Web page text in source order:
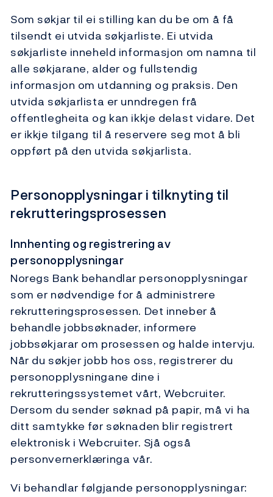
Som søkjar til ei stilling kan du be om å få
tilsendt ei utvida søkjarliste. Ei utvida
søkjarliste inneheld informasjon om namna til
alle søkjarane, alder og fullstendig
informasjon om utdanning og praksis. Den
utvida søkjarlista er unndregen frå
offentlegheita og kan ikkje delast vidare. Det
er ikkje tilgang til å reservere seg mot å bli
oppført på den utvida søkjarlista.
Personopplysningar i tilknyting til
rekrutteringsprosessen
Innhenting og registrering av
personopplysningar
Noregs Bank behandlar personopplysningar
som er nødvendige for å administrere
rekrutteringsprosessen. Det inneber å
behandle jobbsøknader, informere
jobbsøkjarar om prosessen og halde intervju.
Når du søkjer jobb hos oss, registrerer du
personopplysningane dine i
rekrutteringssystemet vårt, Webcruiter.
Dersom du sender søknad på papir, må vi ha
ditt samtykke før søknaden blir registrert
elektronisk i Webcruiter. Sjå også
personvernerklæringa vår.
Vi behandlar følgjande personopplysningar: